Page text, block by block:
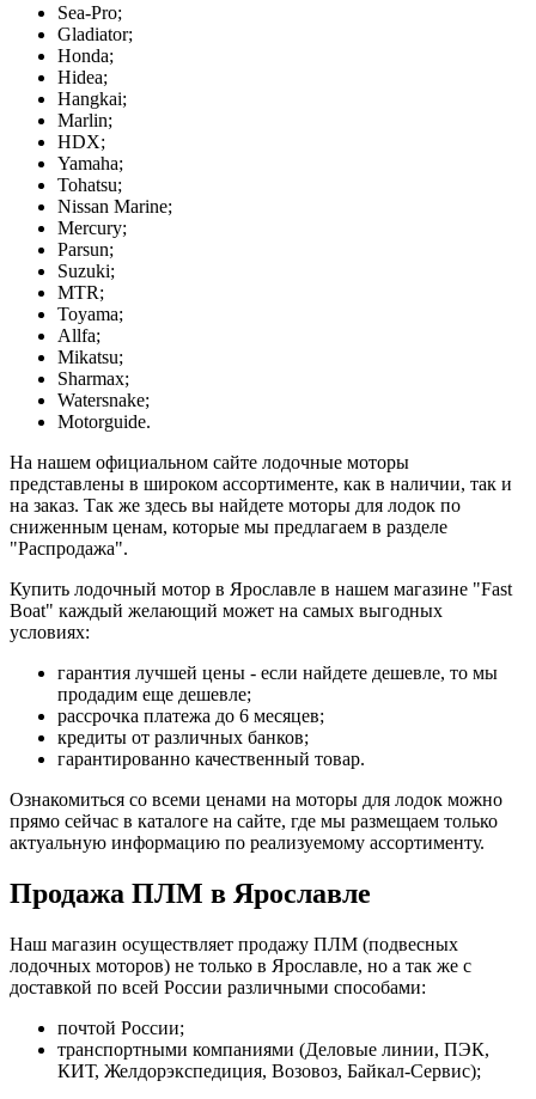
Sea-Pro;
Gladiator;
Honda;
Hidea;
Hangkai;
Marlin;
HDX;
Yamaha;
Tohatsu;
Nissan Marine;
Mercury;
Parsun;
Suzuki;
MTR;
Toyama;
Allfa;
Mikatsu;
Sharmax;
Watersnake;
Motorguide.
На нашем официальном сайте лодочные моторы
представлены в широком ассортименте, как в наличии, так и
на заказ. Так же здесь вы найдете моторы для лодок по
сниженным ценам, которые мы предлагаем в разделе
"Распродажа".
Купить лодочный мотор в Ярославле в нашем магазине "Fast
Boat" каждый желающий может на самых выгодных
условиях:
гарантия лучшей цены - если найдете дешевле, то мы
продадим еще дешевле;
рассрочка платежа до 6 месяцев;
кредиты от различных банков;
гарантированно качественный товар.
Ознакомиться со всеми ценами на моторы для лодок можно
прямо сейчас в каталоге на сайте, где мы размещаем только
актуальную информацию по реализуемому ассортименту.
Продажа ПЛМ в Ярославле
Наш магазин осуществляет продажу ПЛМ (подвесных
лодочных моторов) не только в Ярославле, но а так же с
доставкой по всей России различными способами:
почтой России;
транспортными компаниями (Деловые линии, ПЭК,
КИТ, Желдорэкспедиция, Возовоз, Байкал-Сервис);